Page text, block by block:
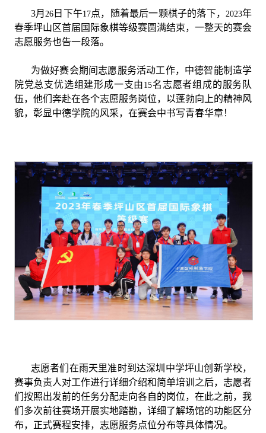
3月 26 日下午17点，随着最后一颗棋子的落下， 2023年
春季坪山区首届国际象棋等级赛圆满结束，一整天的赛会
志愿服务也告一段落。
为做好赛会期间志愿服务活动工作，中德智能制造学
院党总支优选组建形成一支由 15名志愿者组成的服务队
伍，他们奔赴在各个志愿服务岗位，以蓬勃向上的精神风
貌，彰显中德学院的风采，在赛会中书写青春华章！
志愿者们在雨天里准时到达深圳中学坪山创新学校，
赛事负责人对工作进行详细介绍和简单培训之后，志愿者
们按照出发前的任务分配走向各自的岗位，在此之前，我
们多次前往赛场开展实地踏勘，详细了解场馆的功能区分
布，正式赛程安排，志愿服务点位分布等具体情况。